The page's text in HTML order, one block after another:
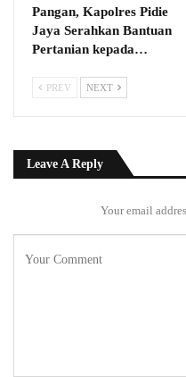
Pangan, Kapolres Pidie
Jaya Serahkan Bantuan
Pertanian kepada…
PREV NEXT
Leave A Reply
Your email